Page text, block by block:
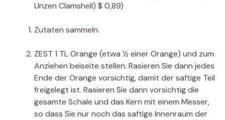
Unzen Clamshell) $ 0,89)
Zutaten sammeln.
ZEST 1 TL Orange (etwa ½ einer Orange) und zum
Anziehen beiseite stellen. Rasieren Sie dann jedes
Ende der Orange vorsichtig, damit der saftige Teil
freigelegt ist. Rasieren Sie dann vorsichtig die
gesamte Schale und das Kern mit einem Messer,
so dass Sie nur noch das saftige Innenraum der